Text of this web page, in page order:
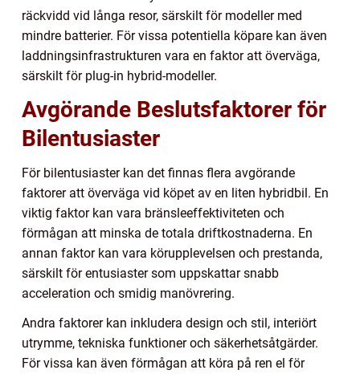
räckvidd vid långa resor, särskilt för modeller med
mindre batterier. För vissa potentiella köpare kan även
laddningsinfrastrukturen vara en faktor att överväga,
särskilt för plug-in hybrid-modeller.
Avgörande Beslutsfaktorer för
Bilentusiaster
För bilentusiaster kan det finnas flera avgörande
faktorer att överväga vid köpet av en liten hybridbil. En
viktig faktor kan vara bränsleeffektiviteten och
förmågan att minska de totala driftkostnaderna. En
annan faktor kan vara körupplevelsen och prestanda,
särskilt för entusiaster som uppskattar snabb
acceleration och smidig manövrering.
Andra faktorer kan inkludera design och stil, interiört
utrymme, tekniska funktioner och säkerhetsåtgärder.
För vissa kan även förmågan att köra på ren el för